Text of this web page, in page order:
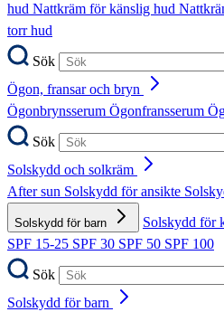
hud Nattkräm för känslig hud
torr hud
Sök
Ögon, fransar och bryn
Ögonbrynsserum Ögonfransserum
Sök
Solskydd och solkräm
After sun Solskydd för ansikte
Solskydd för barn Solskydd för
SPF 15-25 SPF 30 SPF 50 SPF 100
Sök
Solskydd för barn